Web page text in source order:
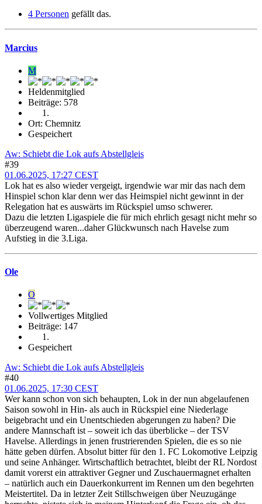
4 Personen gefällt das.
Marcius
M
Heldenmitglied
Beiträge: 578
Ort: Chemnitz
Gespeichert
Aw: Schiebt die Lok aufs Abstellgleis
#39
01.06.2025, 17:27 CEST
Lok hat es also wieder vergeigt, irgendwie war mir das nach dem
Hinspiel schon klar denn wer das Heimspiel nicht gewinnt in der
Relegation hat es auswärts im Rückspiel umso schwerer.
Dazu die letzten Ligaspiele die für mich ehrlich gesagt nicht mehr so
überzeugend waren...daher Glückwunsch nach Havelse zum
Aufstieg in die 3.Liga.
Ole
O
Vollwertiges Mitglied
Beiträge: 147
Gespeichert
Aw: Schiebt die Lok aufs Abstellgleis
#40
01.06.2025, 17:30 CEST
Wer kann schon von sich behaupten, Lok in der nun abgelaufenen
Saison sowohl in Hin- als auch in Rückspiel eine Niederlage
beigebracht und ein Unentschieden abgerungen zu haben? Die
andere Mannschaft ist – soweit ich das überblicke – der TSV
Havelse. Allerdings in jenen frustrierenden Spielen, die es so nie
hätte geben dürfen. Absolut bitter für den 1. FC Lokomotive Leipzig
und seine Anhänger. Wirtschaftlich betrachtet, bleibt der RL Nordost
damit vorerst ein attraktiver Gegner und Zuschauermagnet erhalten
– natürlich auch ein Dauerkonkurrent im Rennen um den begehrten
Meistertitel. Da in letzter Zeit Stillschweigen über Neuzugänge